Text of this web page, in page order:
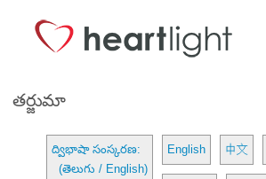
తర్జుమా
ద్విభాషా సంస్కరణ:
(తెలుగు / English)
English 中文